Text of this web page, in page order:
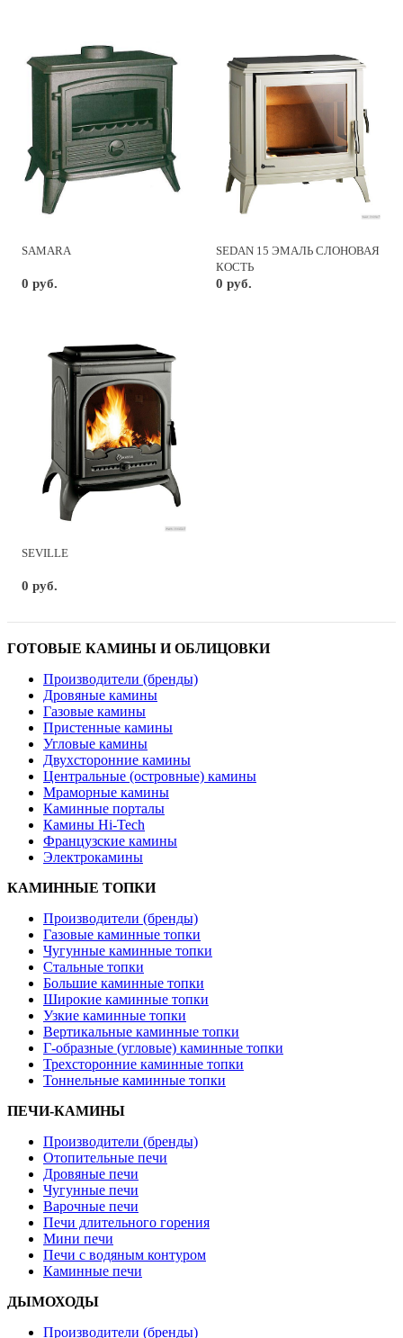
SAMARA
0 руб.
SEDAN 15 ЭМАЛЬ СЛОНОВАЯ
КОСТЬ
0 руб.
SEVILLE
0 руб.
ГОТОВЫЕ КАМИНЫ И ОБЛИЦОВКИ
Производители (бренды)
Дровяные камины
Газовые камины
Пристенные камины
Угловые камины
Двухсторонние камины
Центральные (островные) камины
Мраморные камины
Каминные порталы
Камины Hi-Tech
Французские камины
Электрокамины
КАМИННЫЕ ТОПКИ
Производители (бренды)
Газовые каминные топки
Чугунные каминные топки
Стальные топки
Большие каминные топки
Широкие каминные топки
Узкие каминные топки
Вертикальные каминные топки
Г-образные (угловые) каминные топки
Трехсторонние каминные топки
Тоннельные каминные топки
ПЕЧИ-КАМИНЫ
Производители (бренды)
Отопительные печи
Дровяные печи
Чугунные печи
Варочные печи
Печи длительного горения
Мини печи
Печи с водяным контуром
Каминные печи
ДЫМОХОДЫ
Производители (бренды)